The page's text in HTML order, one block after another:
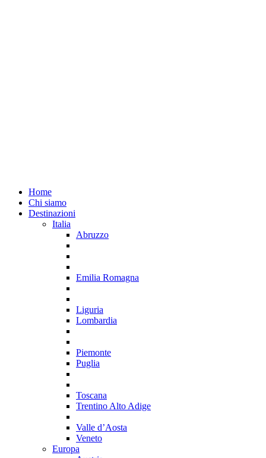
Home
Chi siamo
Destinazioni
Italia
Abruzzo
Emilia Romagna
Liguria
Lombardia
Piemonte
Puglia
Toscana
Trentino Alto Adige
Valle d’Aosta
Veneto
Europa